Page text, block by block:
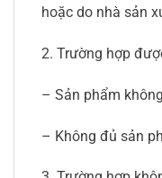
hoặc do nhà sản
2. Trường hợp
– Sản phẩm
– Không đủ sản